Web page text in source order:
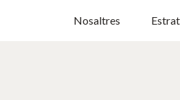
Nosaltres